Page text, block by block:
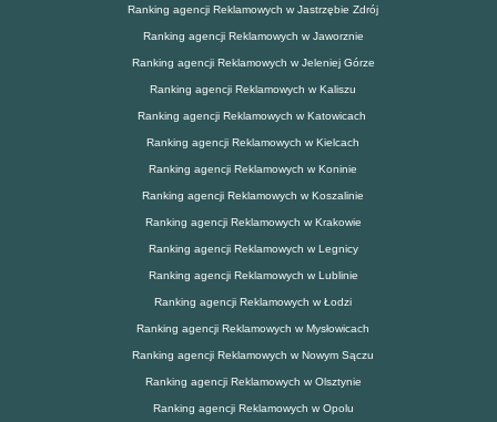
Ranking agencji Reklamowych w Jastrzębie Zdrój
Ranking agencji Reklamowych w Jaworznie
Ranking agencji Reklamowych w Jeleniej Górze
Ranking agencji Reklamowych w Kaliszu
Ranking agencji Reklamowych w Katowicach
Ranking agencji Reklamowych w Kielcach
Ranking agencji Reklamowych w Koninie
Ranking agencji Reklamowych w Koszalinie
Ranking agencji Reklamowych w Krakowie
Ranking agencji Reklamowych w Legnicy
Ranking agencji Reklamowych w Lublinie
Ranking agencji Reklamowych w Łodzi
Ranking agencji Reklamowych w Mysłowicach
Ranking agencji Reklamowych w Nowym Sączu
Ranking agencji Reklamowych w Olsztynie
Ranking agencji Reklamowych w Opolu